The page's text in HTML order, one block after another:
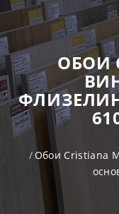
ОБОИ
Обои Cristiana